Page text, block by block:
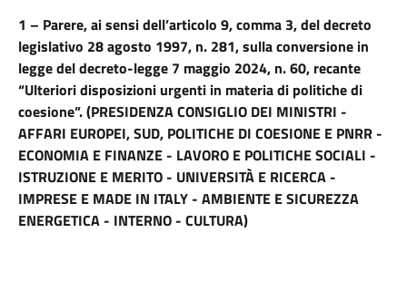
1 – Parere, ai sensi dell’articolo 9, comma 3, del decreto
legislativo 28 agosto 1997, n. 281, sulla conversione in
legge del decreto-legge 7 maggio 2024, n. 60, recante
“Ulteriori disposizioni urgenti in materia di politiche di
coesione”. (PRESIDENZA CONSIGLIO DEI MINISTRI -
AFFARI EUROPEI, SUD, POLITICHE DI COESIONE E PNRR -
ECONOMIA E FINANZE - LAVORO E POLITICHE SOCIALI -
ISTRUZIONE E MERITO - UNIVERSITÀ E RICERCA -
IMPRESE E MADE IN ITALY - AMBIENTE E SICUREZZA
ENERGETICA - INTERNO - CULTURA)